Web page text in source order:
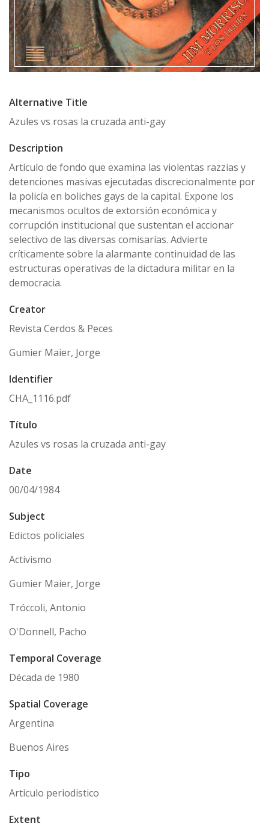
Alternative Title
Azules vs rosas la cruzada anti-gay
Description
Artículo de fondo que examina las violentas razzias y
detenciones masivas ejecutadas discrecionalmente por
la policía en boliches gays de la capital. Expone los
mecanismos ocultos de extorsión económica y
corrupción institucional que sustentan el accionar
selectivo de las diversas comisarías. Advierte
críticamente sobre la alarmante continuidad de las
estructuras operativas de la dictadura militar en la
democracia.
Creator
Revista Cerdos & Peces
Gumier Maier, Jorge
Identifier
CHA_1116.pdf
Título
Azules vs rosas la cruzada anti-gay
Date
00/04/1984
Subject
Edictos policiales
Activismo
Gumier Maier, Jorge
Tróccoli, Antonio
O'Donnell, Pacho
Temporal Coverage
Década de 1980
Spatial Coverage
Argentina
Buenos Aires
Tipo
Articulo periodistico
Extent